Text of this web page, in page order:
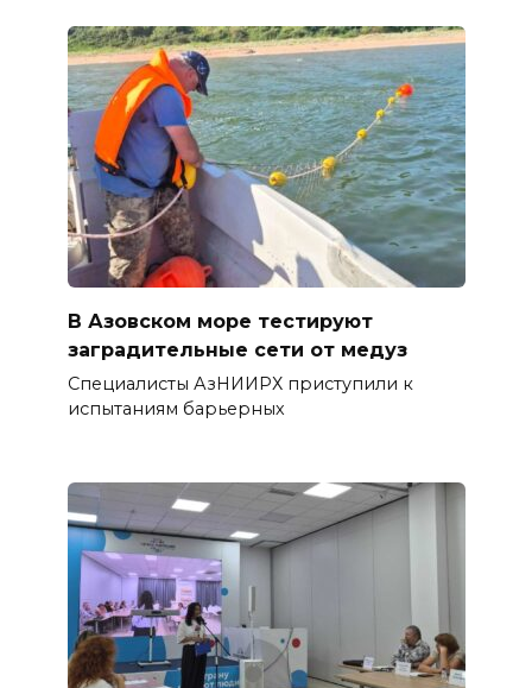
В Азовском море тестируют
заградительные сети от медуз
Специалисты АзНИИРХ приступили к
испытаниям барьерных